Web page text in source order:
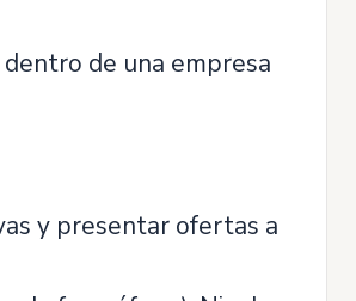
de una empresa
y presentar ofertas a